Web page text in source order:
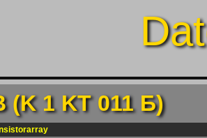
(K 1 KT 011 Б)